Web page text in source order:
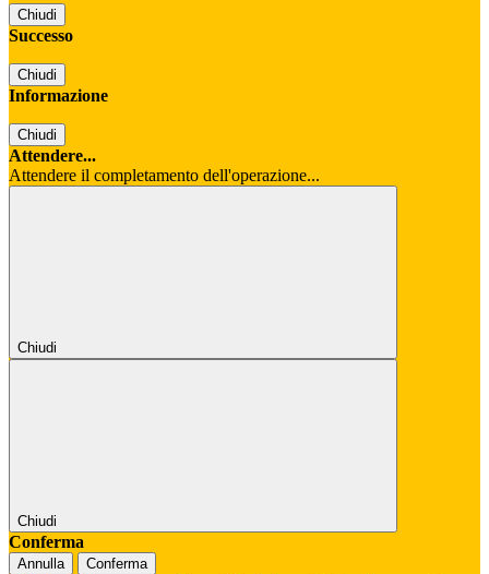
Chiudi
Successo
Chiudi
Informazione
Chiudi
Attendere...
Attendere il completamento dell'operazione...
Chiudi
Chiudi
Conferma
Annulla Conferma